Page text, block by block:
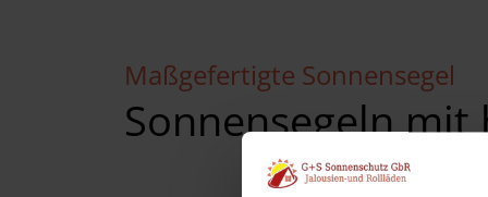
Maßgefertigte Sonnensegel
Sonnensegeln